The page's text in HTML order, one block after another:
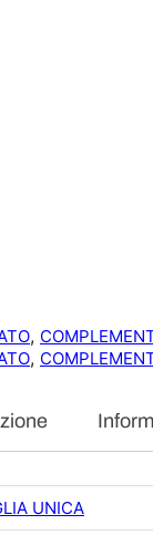
,
,
UNICA